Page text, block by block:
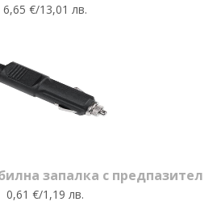
6,65 €/13,01 лв.
запалка с предпазител
0,61 €/1,19 лв.